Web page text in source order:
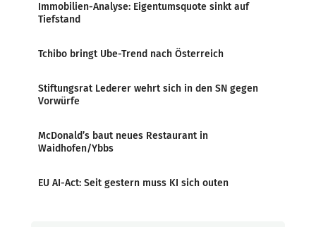
Immobilien-Analyse: Eigentumsquote sinkt auf
Tiefstand
Tchibo bringt Ube-Trend nach Österreich
Stiftungsrat Lederer wehrt sich in den SN gegen
Vorwürfe
McDonald’s baut neues Restaurant in
Waidhofen/Ybbs
EU AI-Act: Seit gestern muss KI sich outen